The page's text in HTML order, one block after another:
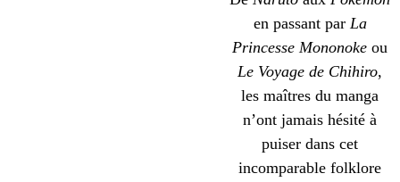
en passant par La
Princesse Mononoke ou
Le Voyage de Chihiro,
les maîtres du manga
n’ont jamais hésité à
puiser dans cet
incomparable folklore